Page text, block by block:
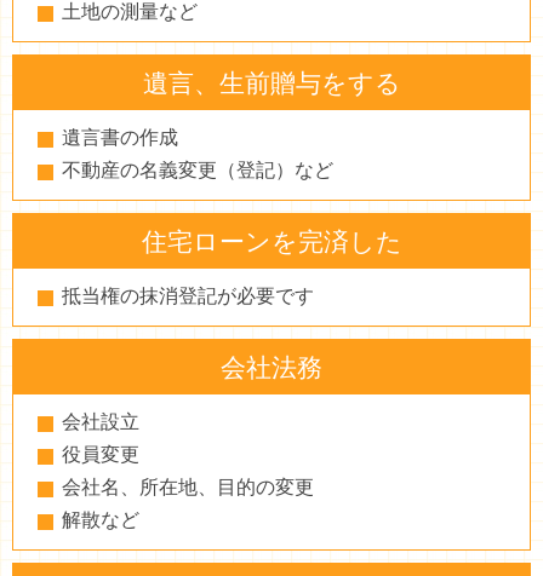
土地の測量など
遺言、生前贈与をする
遺言書の作成
不動産の名義変更（登記）など
住宅ローンを完済した
抵当権の抹消登記が必要です
会社法務
会社設立
役員変更
会社名、所在地、目的の変更
解散など